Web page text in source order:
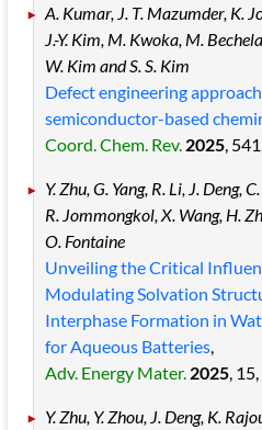
A. Kumar, J. T. Mazumder, K.
J.-Y. Kim, M. Kwoka, M.
W. Kim and S. S. Kim
Defect engineering
semiconductor-based
Coord. Chem. Rev.2025, 541
Y. Zhu, G. Yang, R. Li, J. Deng,
R. Jommongkol, X. Wang, H.
O. Fontaine
Unveiling the Critical
Modulating Solvation
Interphase Formation in
for Aqueous Batteries,
Adv. Energy Mater.2025, 15
Y. Zhu, Y. Zhou, J. Deng, K.